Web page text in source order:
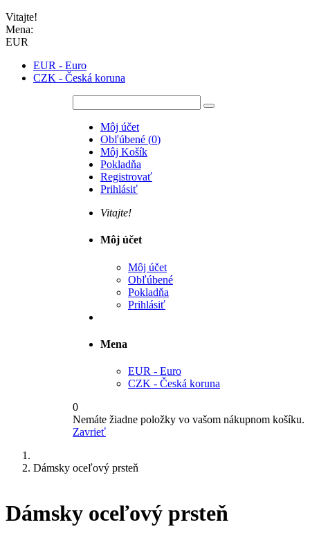
Vitajte!
Mena:
EUR
EUR - Euro
CZK - Česká koruna
Môj účet
Obľúbené (0)
Môj Košík
Pokladňa
Registrovať
Prihlásiť
Vitajte!
Môj účet
Môj účet
Obľúbené
Pokladňa
Prihlásiť
Mena
EUR - Euro
CZK - Česká koruna
0
Nemáte žiadne položky vo vašom nákupnom košíku.
Zavrieť
Dámsky oceľový prsteň
Dámsky oceľový prsteň